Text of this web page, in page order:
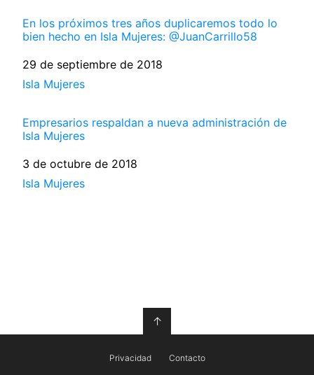
En los próximos tres años duplicaremos todo lo
bien hecho en Isla Mujeres: @JuanCarrillo58
Fecha
29 de septiembre de 2018
Respecto a
Isla Mujeres
Empresarios respaldan a nueva administración de
Isla Mujeres
Fecha
3 de octubre de 2018
Respecto a
Isla Mujeres
↑
Privacidad Contacto